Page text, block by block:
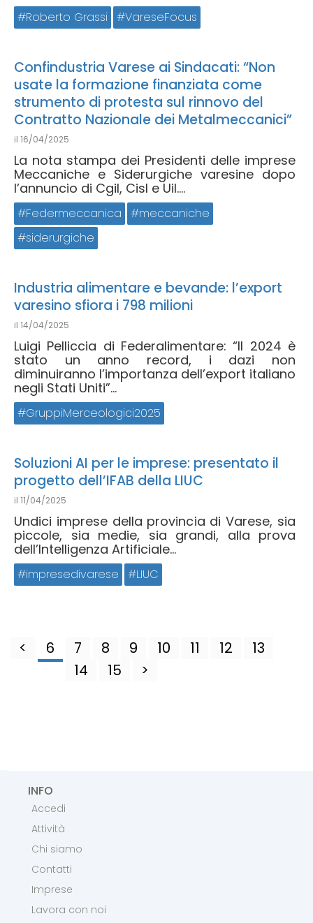
Roberto Grassi VareseFocus
Confindustria Varese ai Sindacati: “Non
usate la formazione finanziata come
strumento di protesta sul rinnovo del
Contratto Nazionale dei Metalmeccanici”
il 16/04/2025
La nota stampa dei Presidenti delle imprese
Meccaniche e Siderurgiche varesine dopo
l’annuncio di Cgil, Cisl e Uil....
Federmeccanica
meccaniche
siderurgiche
Industria alimentare e bevande: l’export
varesino sfiora i 798 milioni
il 14/04/2025
Luigi Pelliccia di Federalimentare: “Il 2024 è
stato un anno record, i dazi non
diminuiranno l’importanza dell’export italiano
negli Stati Uniti”...
GruppiMerceologici2025
Soluzioni AI per le imprese: presentato il
progetto dell’IFAB della LIUC
il 11/04/2025
Undici imprese della provincia di Varese, sia
piccole, sia medie, sia grandi, alla prova
dell’Intelligenza Artificiale...
impresedivarese LIUC
< 6 7 8 9 10 11 12
13
14
15 >
INFO
Accedi
Attività
Chi siamo
Contatti
Imprese
Lavora con noi